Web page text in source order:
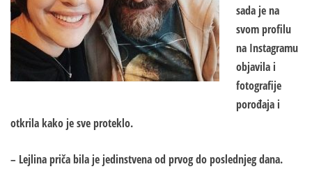
sada je na
svom profilu
na Instagramu
objavila i
fotografije
porođaja i
otkrila kako je sve proteklo.
– Lejlina priča bila je jedinstvena od prvog do poslednjeg dana.